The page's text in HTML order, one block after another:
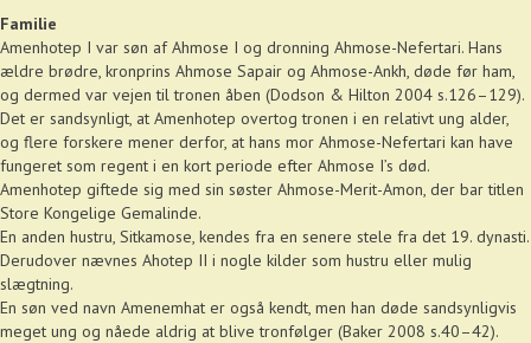
Familie
Amenhotep I var søn af Ahmose I og dronning Ahmose-Nefertari. Hans
ældre brødre, kronprins Ahmose Sapair og Ahmose-Ankh, døde før ham,
og dermed var vejen til tronen åben (Dodson & Hilton 2004 s.126–129).
Det er sandsynligt, at Amenhotep overtog tronen i en relativt ung alder,
og flere forskere mener derfor, at hans mor Ahmose-Nefertari kan have
fungeret som regent i en kort periode efter Ahmose I’s død.
Amenhotep giftede sig med sin søster Ahmose-Merit-Amon, der bar titlen
Store Kongelige Gemalinde.
En anden hustru, Sitkamose, kendes fra en senere stele fra det 19. dynasti.
Derudover nævnes Ahotep II i nogle kilder som hustru eller mulig
slægtning.
En søn ved navn Amenemhat er også kendt, men han døde sandsynligvis
meget ung og nåede aldrig at blive tronfølger (Baker 2008 s.40–42).